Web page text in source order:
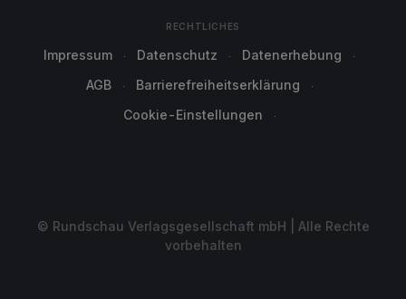
RECHTLICHES
Impressum Datenschutz
Datenerhebung
AGB
Barrierefreiheitserklärung
Cookie-Einstellungen
© Rundschau Verlagsgesellschaft mbH | Alle Rechte
vorbehalten